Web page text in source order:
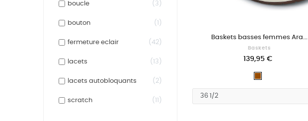
boucle 3
bouton 1
fermeture eclair 42
lacets 13
lacets autobloquants 2
scratch 11
Baskets basses femmes Ara...
Baskets
139,95 €